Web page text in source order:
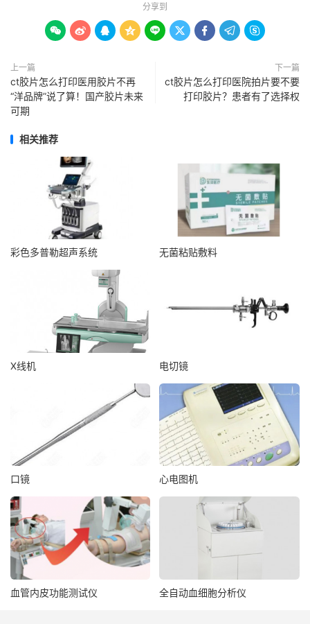
分享到
        
上一篇
ct胶片怎么打印医用胶片不再
“洋品牌”说了算！国产胶片未来
可期
下一篇
ct胶片怎么打印医院拍片要不要
打印胶片？患者有了选择权
相关推荐
彩色多普勒超声系统 无菌粘贴敷料
X线机 电切镜
口镜 心电图机
血管内皮功能测试仪 全自动血细胞分析仪